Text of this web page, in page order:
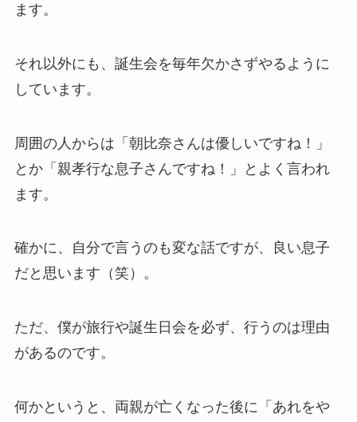
ます。
それ以外にも、誕生会を毎年欠かさずやるように
しています。
周囲の人からは「朝比奈さんは優しいですね！」
とか「親孝行な息子さんですね！」とよく言われ
ます。
確かに、自分で言うのも変な話ですが、良い息子
だと思います（笑）。
ただ、僕が旅行や誕生日会を必ず、行うのは理由
があるのです。
何かというと、両親が亡くなった後に「あれをや